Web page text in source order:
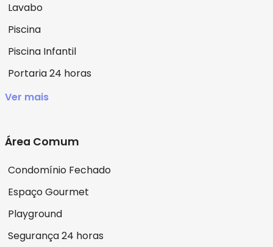
Lavabo
Piscina
Piscina Infantil
Portaria 24 horas
Ver mais
Área Comum
Condomínio Fechado
Espaço Gourmet
Playground
Segurança 24 horas